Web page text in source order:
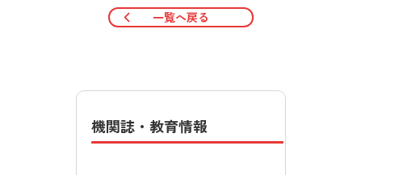
一覧へ戻る
機関誌・教育情報